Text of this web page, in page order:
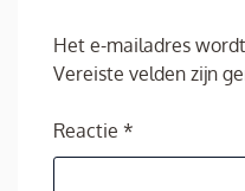
Het e-mailadres
Vereiste velden zijn
Reactie *